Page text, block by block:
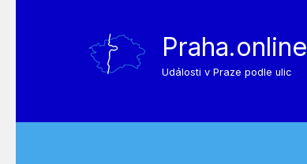
Praha.online
Události v Praze podle ulic